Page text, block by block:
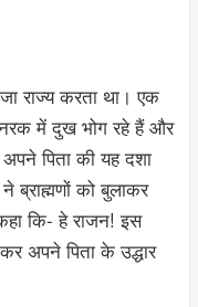
राज्य करता था। एक
नरक में दुख भोग रहे हैं और
पिता की यह दशा
ब्राह्मणों को बुलाकर
कि- हे राजन! इस
अपने पिता के उद्धार